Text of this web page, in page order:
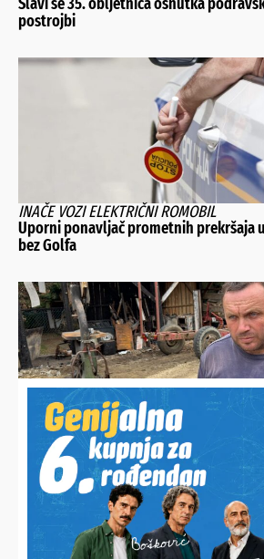
postrojbi
INAČE VOZI ELEKTRIČNI ROMOBIL
Uporni ponavljač prometnih prekršaja
bez Golfa
POŽAR JE OBITELJI VRABEC NAPRAVIO
MNOGI USKOČILI U POMOĆ
Zlatko radi u šumi i pomaže manjim
mehanizacije je kao bez ruku